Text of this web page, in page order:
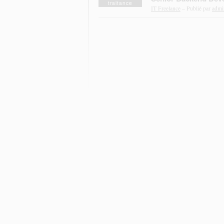
traitance
IT Freelance – Publié par